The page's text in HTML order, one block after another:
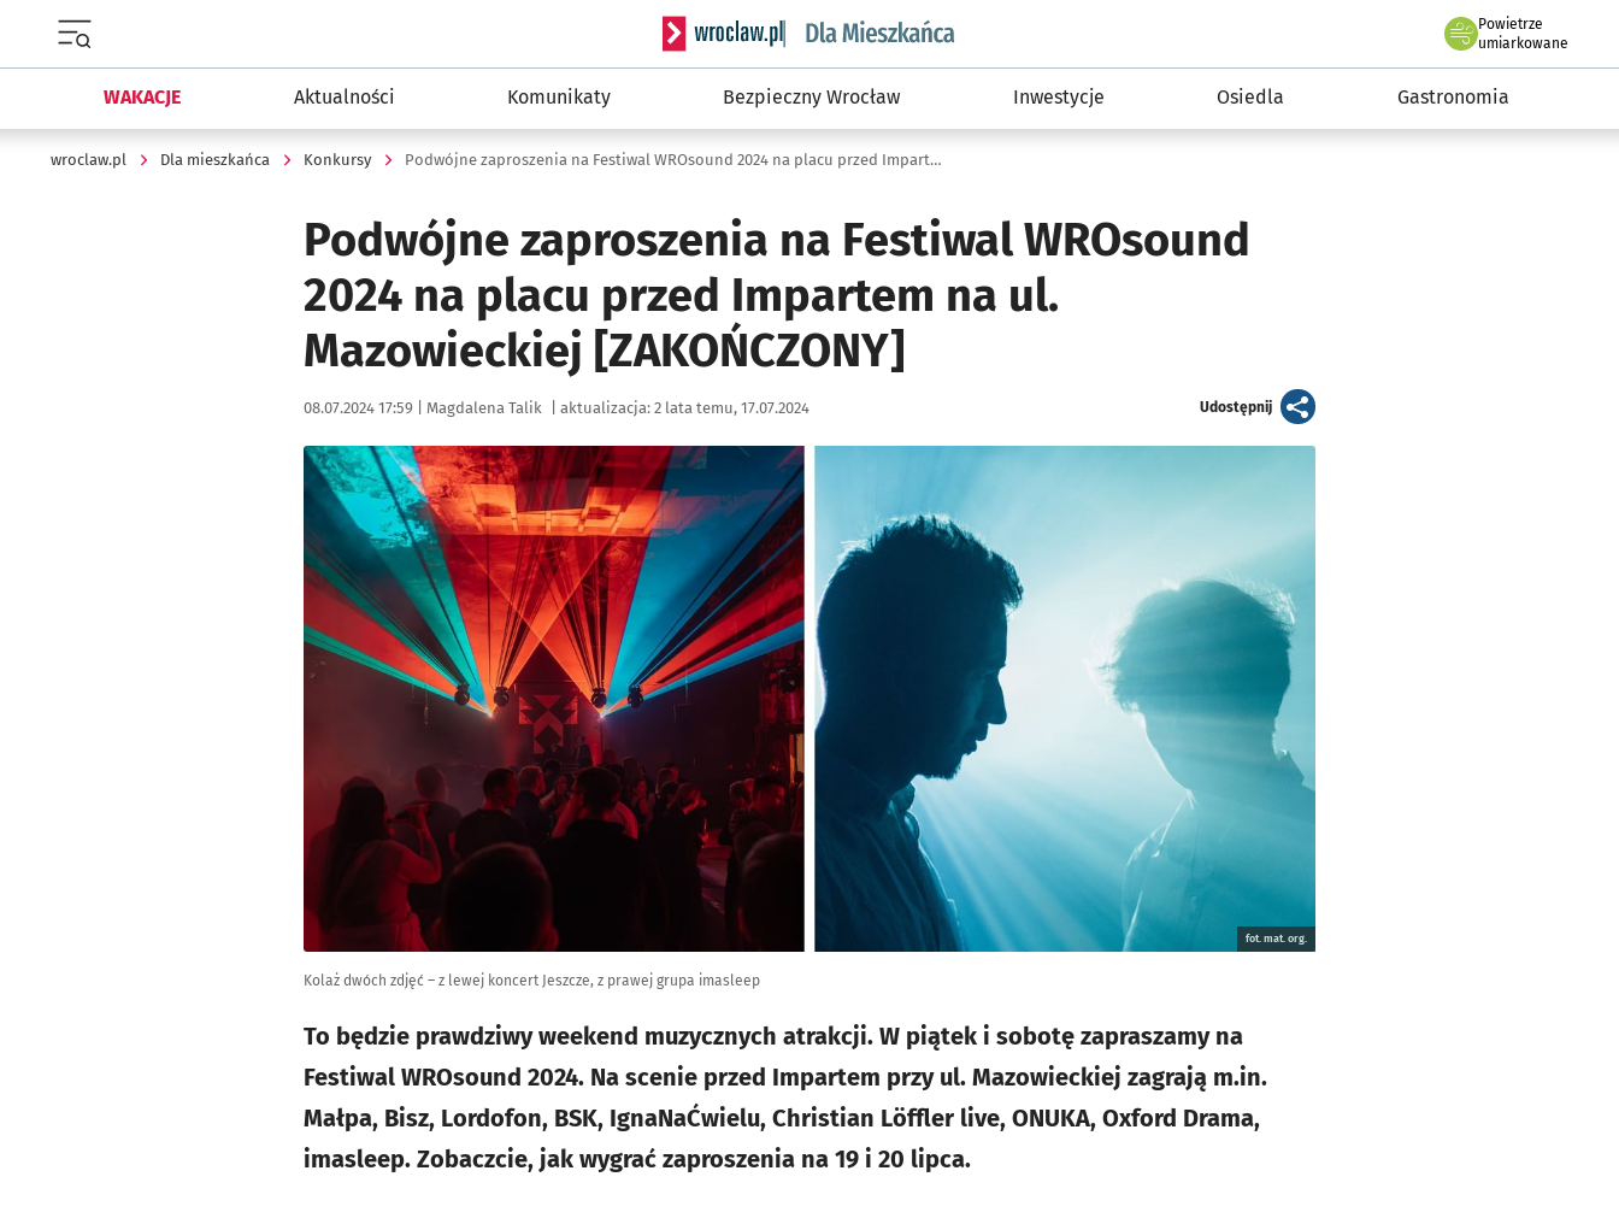
Serwis informacyjny wroclaw.pl podserwis: Dla mieszkańca
Powietrze
we Wrocławiu
umiarkowane
WAKACJE Aktualności Komunikaty Bezpieczny Wrocław Inwestycje Osiedla Gastronomia
wroclaw.pl Dla mieszkańca Konkursy Podwójne zaproszenia na Festiwal WROsound 2024 na placu przed Impartem na ul. Mazowieckiej [ZAKOŃCZONY]
Podwójne zaproszenia na Festiwal WROsound
2024 na placu przed Impartem na ul.
Mazowieckiej [ZAKOŃCZONY]
Data publikacji:
08.07.2024 17:59 | Autor:
Magdalena Talik aktualizacja: 2 lata temu, 17.07.2024 Udostępnijartykuł
Kliknij, aby powiększyć
fot. mat. org.
Kolaż dwóch zdjęć – z lewej koncert Jeszcze, z prawej grupa imasleep
To będzie prawdziwy weekend muzycznych atrakcji. W piątek i sobotę zapraszamy na
Festiwal WROsound 2024. Na scenie przed Impartem przy ul. Mazowieckiej zagrają m.in.
Małpa, Bisz, Lordofon, BSK, IgnaNaĆwielu, Christian Löffler live, ONUKA, Oxford Drama,
imasleep. Zobaczcie, jak wygrać zaproszenia na 19 i 20 lipca.